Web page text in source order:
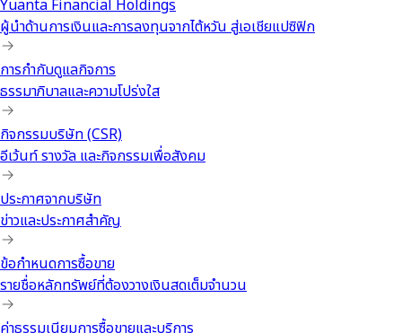
Yuanta Financial Holdings
ผู้นำด้านการเงินและการลงทุนจากไต้หวัน สู่เอเชียแปซิฟิก
การกำกับดูแลกิจการ
ธรรมาภิบาลและความโปร่งใส
กิจกรรมบริษัท (CSR)
อีเว้นท์ รางวัล และกิจกรรมเพื่อสังคม
ประกาศจากบริษัท
ข่าวและประกาศสำคัญ
ข้อกำหนดการซื้อขาย
รายชื่อหลักทรัพย์ที่ต้องวางเงินสดเต็มจำนวน
ค่าธรรมเนียมการซื้อขายและบริการ